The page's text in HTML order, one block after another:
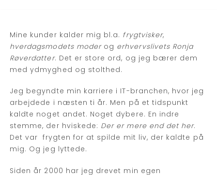
Mine kunder kalder mig bl.a. frygtvisker,
hverdagsmodets moderog erhvervslivets Ronja
Røverdatter. Det er store ord, og jeg bærer dem
med ydmyghed og stolthed.
Jeg begyndte min karriere i IT-branchen, hvor jeg
arbejdede i næsten ti år. Men på et tidspunkt
kaldte noget andet. Noget dybere. En indre
stemme, der hviskede: Der er mere end det her.
Det var frygten for at spilde mit liv, der kaldte på
mig. Og jeg lyttede.
Siden år 2000 har jeg drevet min egen